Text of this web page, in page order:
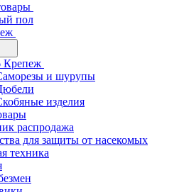
пол
Крепеж
и шурупы
изделия
распродажа
для защиты от насекомых
техника